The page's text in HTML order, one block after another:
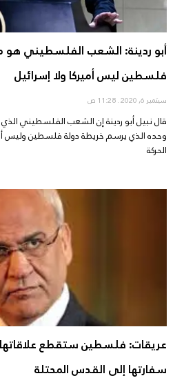
أبو ردينة: الشعب الفلسطيني هو
فلسطين ليس أميركا ولا إسرائيل
سبتمبر 6, 2020
قال نبيل أبو ردينة إن الشعب الفلسطيني
وحده الذي يرسم خريطة دولة فلسطين وليس
الحركة
عريقات: فلسطين ستقطع
سفارتها إلى القدس المحتلة